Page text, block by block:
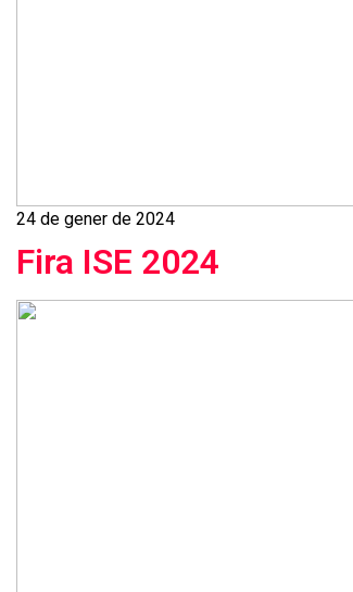
24 de gener de 2024
Fira ISE 2024